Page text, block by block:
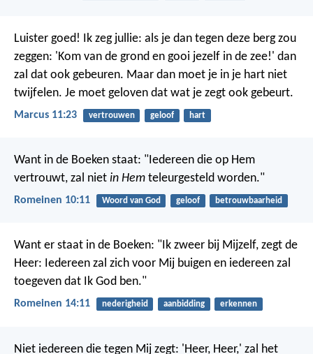
Luister goed! Ik zeg jullie: als je dan tegen deze berg zou
zeggen: 'Kom van de grond en gooi jezelf in de zee!' dan
zal dat ook gebeuren. Maar dan moet je in je hart niet
twijfelen. Je moet geloven dat wat je zegt ook gebeurt.
Marcus 11:23 vertrouwen geloof hart
Want in de Boeken staat: "Iedereen die op Hem
vertrouwt, zal niet in Hem teleurgesteld worden."
Romeinen 10:11 Woord van God geloof betrouwbaarheid
Want er staat in de Boeken: "Ik zweer bij Mijzelf, zegt de
Heer: Iedereen zal zich voor Mij buigen en iedereen zal
toegeven dat Ik God ben."
Romeinen 14:11 nederigheid aanbidding erkennen
Niet iedereen die tegen Mij zegt: 'Heer, Heer,' zal het